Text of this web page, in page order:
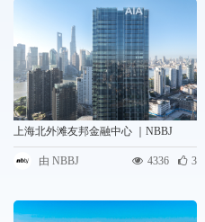
上海北外滩友邦金融中心 ｜NBBJ
由 NBBJ 4336 3